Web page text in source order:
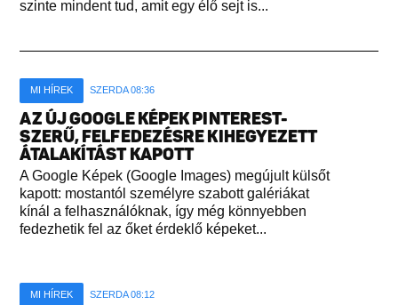
szinte mindent tud, amit egy élő sejt is...
MI HÍREK SZERDA 08:36
AZ ÚJ GOOGLE KÉPEK PINTEREST-
SZERŰ, FELFEDEZÉSRE KIHEGYEZETT
ÁTALAKÍTÁST KAPOTT
A Google Képek (Google Images) megújult külsőt
kapott: mostantól személyre szabott galériákat
kínál a felhasználóknak, így még könnyebben
fedezhetik fel az őket érdeklő képeket...
MI HÍREK SZERDA 08:12